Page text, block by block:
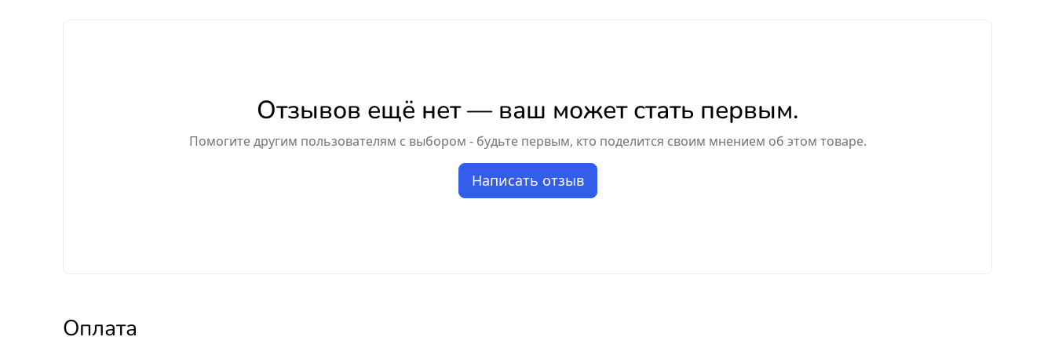
Отзывов ещё нет — ваш может стать первым.
Помогите другим пользователям с выбором - будьте первым, кто поделится своим мнением об этом товаре.
Написать отзыв
Оплата